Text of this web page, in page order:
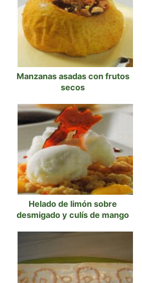
Manzanas asadas con frutos
secos
Helado de limón sobre
desmigado y culís de mango